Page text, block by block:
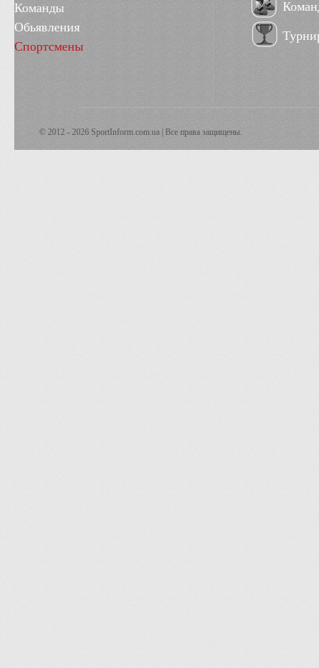
Команды
Обьявления
Спортсмены
© 2012 - 2026 SportInform.com.ua | Все права защищены.